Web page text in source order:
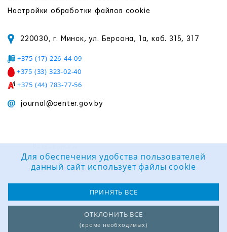
Настройки обработки файлов cookie
220030, г. Минск, ул. Берсона, 1а, каб. 315, 317
+375 (17) 226-44-09
+375 (33) 323-02-40
+375 (44) 783-77-56
journal@center.gov.by
поддержка сайта:
Группа компаний
«ЦВР «ОКТЯБРЬСКИЙ»
Для обеспечения удобства пользователей
данный сайт использует файлы cookie
ПРИНЯТЬ ВСЕ
ОТКЛОНИТЬ ВСЕ
(кроме необходимых)